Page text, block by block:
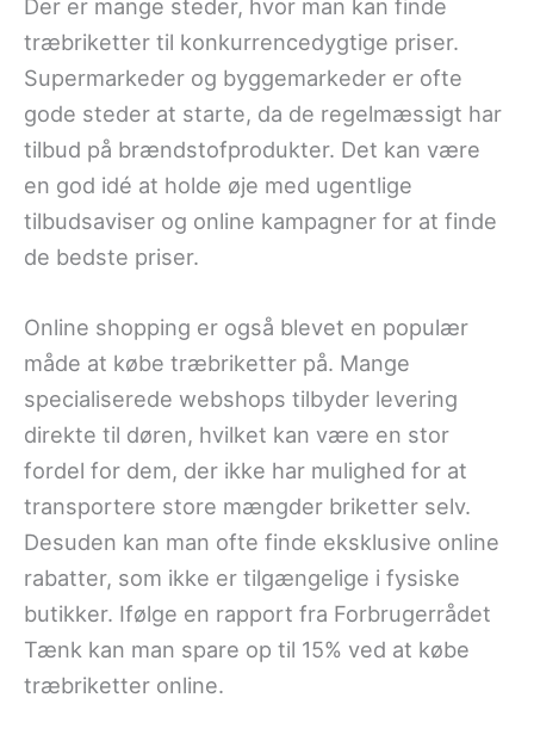
Der er mange steder, hvor man kan finde
træbriketter til konkurrencedygtige priser.
Supermarkeder og byggemarkeder er ofte
gode steder at starte, da de regelmæssigt har
tilbud på brændstofprodukter. Det kan være
en god idé at holde øje med ugentlige
tilbudsaviser og online kampagner for at finde
de bedste priser.
Online shopping er også blevet en populær
måde at købe træbriketter på. Mange
specialiserede webshops tilbyder levering
direkte til døren, hvilket kan være en stor
fordel for dem, der ikke har mulighed for at
transportere store mængder briketter selv.
Desuden kan man ofte finde eksklusive online
rabatter, som ikke er tilgængelige i fysiske
butikker. Ifølge en rapport fra Forbrugerrådet
Tænk kan man spare op til 15% ved at købe
træbriketter online.